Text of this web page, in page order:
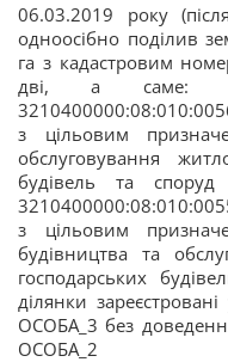
06.03.2019 року
одноосібно поділив
га з кадастровим
дві, а саме: з
з цільовим
обслуговування
будівель та
з цільовим
будівництва та
господарських
ділянки
ОСОБА_3 без
ОСОБА_2